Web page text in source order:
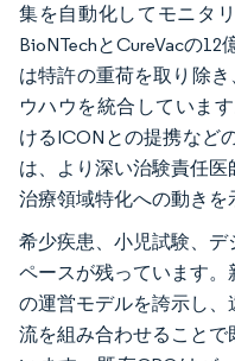
集を自動化してモニタ
BioNTechとCureVacの
は特許の重荷を取り除
ウハウを統合していま
けるICONとの提携など
は、より深い治験責任
治療領域特化への動きを
希少疾患、小児試験、
ペースが残っています。
の運営モデルを誇示し
流を組み合わせること